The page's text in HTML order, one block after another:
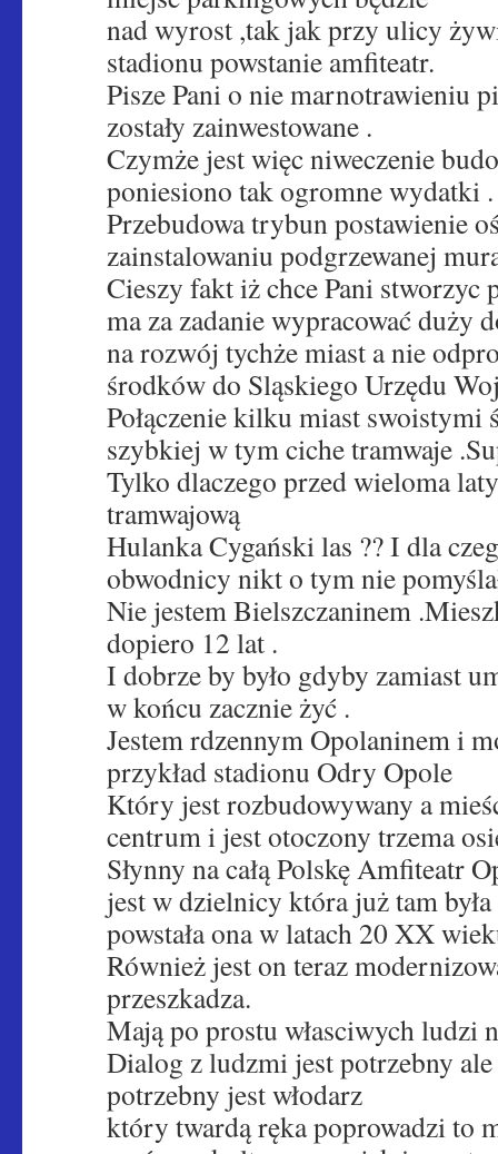
nad wyrost ,tak jak przy ulicy
stadionu powstanie amfiteatr.
Pisze Pani o nie marnotrawieniu
zostały zainwestowane .
Czymże jest więc niweczenie
poniesiono tak ogromne wydatki .
Przebudowa trybun postawienie
zainstalowaniu podgrzewanej
Cieszy fakt iż chce Pani stworzyc
ma za zadanie wypracować duży
na rozwój tychże miast a nie
środków do Sląskiego Urzędu
Połączenie kilku miast
szybkiej w tym ciche tramwaje
Tylko dlaczego przed wieloma
tramwajową
Hulanka Cygański las ?? I dla
obwodnicy nikt o tym nie
Nie jestem Bielszczaninem
dopiero 12 lat .
I dobrze by było gdyby zamiast
w końcu zacznie żyć .
Jestem rdzennym Opolaninem i
przykład stadionu Odry Opole
Który jest rozbudowywany a
centrum i jest otoczony trzema
Słynny na całą Polskę Amfiteatr
jest w dzielnicy która już tam
powstała ona w latach 20 XX
Również jest on teraz
przeszkadza.
Mają po prostu własciwych ludzi
Dialog z ludzmi jest potrzebny
potrzebny jest włodarz
który twardą ręka poprowadzi to